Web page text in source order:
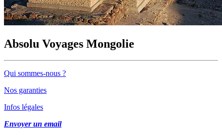
Absolu Voyages Mongolie
Qui sommes-nous ?
Nos garanties
Infos légales
Envoyer un email